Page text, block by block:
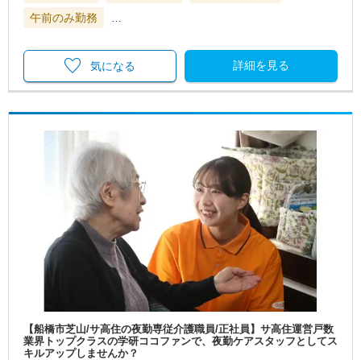
午前のみ勤務
詳細を見る
気になる
【船橋市芝山/サ高住の夜勤専従介護職員/正社員】サ高住運営戸数
業界トップクラスの学研ココファンで、夜勤ケアスタッフとしてス
キルアップしませんか？